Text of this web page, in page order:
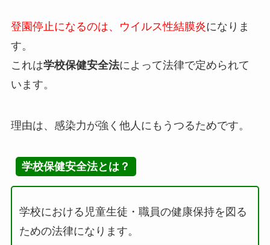
登園停止になるのは、ウイルス性結膜炎になりま
す。
これは学校保健安全法によって法律で定められて
います。
理由は、 感染力が強く他人にもうつるためです。
学校保健安全法とは？
学校における児童生徒・職員の健康保持を図る
ための法律になります。